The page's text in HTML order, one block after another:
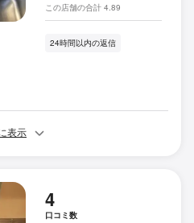
この店舗の合計 4.89
24時間以内の返信
表示
4
口コミ数